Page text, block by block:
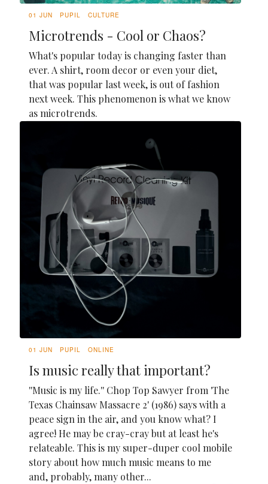
01 JUN PUPIL CULTURE
Microtrends - Cool or Chaos?
What's popular today is changing faster than
ever. A shirt, room decor or even your diet,
that was popular last week, is out of fashion
next week. This phenomenon is what we know
as microtrends.
01 JUN PUPIL ONLINE
Is music really that important?
''Music is my life.'' Chop Top Sawyer from 'The
Texas Chainsaw Massacre 2' (1986) says with a
peace sign in the air, and you know what? I
agree! He may be cray-cray but at least he's
relateable. This is my super-duper cool mobile
story about how much music means to me
and, probably, many other...